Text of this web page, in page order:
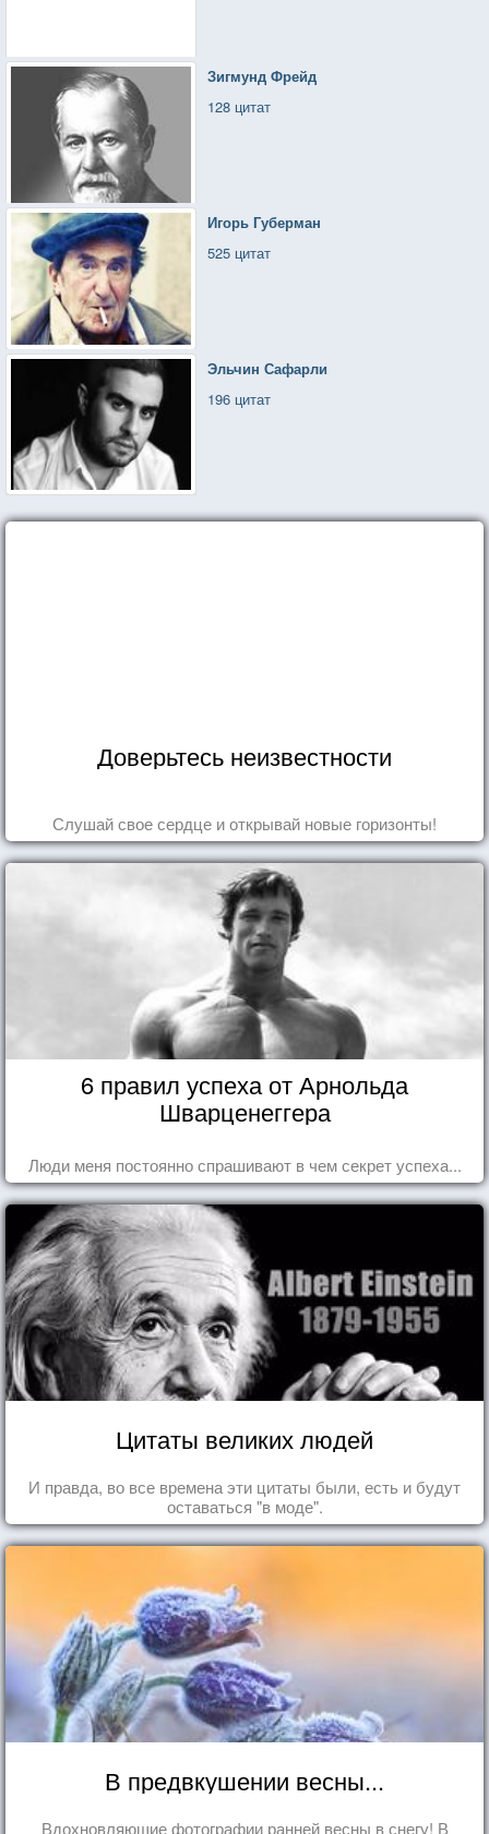
Зигмунд Фрейд
128 цитат
Игорь Губерман
525 цитат
Эльчин Сафарли
196 цитат
Доверьтесь неизвестности
Слушай свое сердце и открывай новые горизонты!
6 правил успеха от Арнольда
Шварценеггера
Люди меня постоянно спрашивают в чем секрет успеха...
Цитаты великих людей
И правда, во все времена эти цитаты были, есть и будут
оставаться "в моде".
В предвкушении весны...
Вдохновляющие фотографии ранней весны в снегу! В